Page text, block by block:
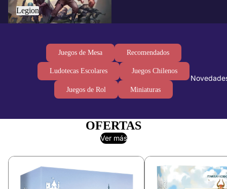
Legion
Legion
Juegos de Mesa Recomendados
Ludotecas Escolares Juegos Chilenos
Juegos de Rol Miniaturas
OFERTAS
Ver más